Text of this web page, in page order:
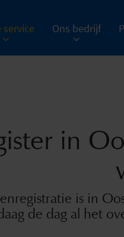
service Ons bedrijf
in
is in
de dag al het